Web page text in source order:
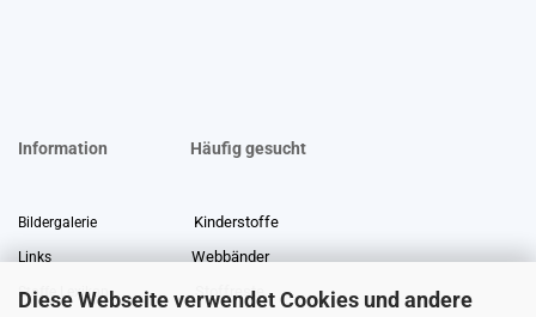
Diese Webseite verwendet Cookies und andere
Information Häufig gesucht
Bildergalerie Kinderstoffe
Links Webbänder
Stoffe Lexikon
Stoffreste